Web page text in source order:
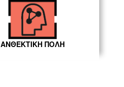
ΑΝΘΕΚΤΙΚΗ ΠΟΛΗ